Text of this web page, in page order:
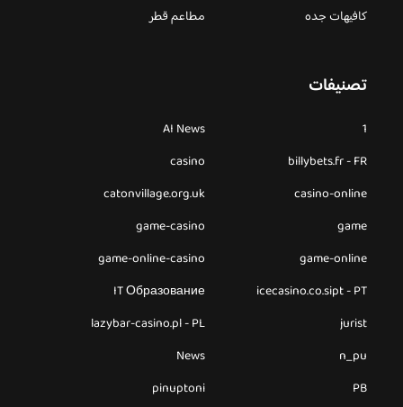
كافيهات جده
مطاعم قطر
تصنيفات
1
AI News
billybets.fr - FR
casino
casino-online
catonvillage.org.uk
game
game-casino
game-online
game-online-casino
icecasino.co.sipt - PT
IT Образование
jurist
lazybar-casino.pl - PL
n_pu
News
PB
pinuptoni